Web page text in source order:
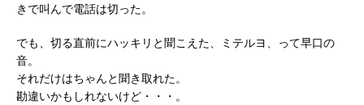
きで叫んで電話は切った。
でも、切る直前にハッキリと聞こえた、ミテルヨ、って早口の
音。
それだけはちゃんと聞き取れた。
勘違いかもしれないけど・・・。